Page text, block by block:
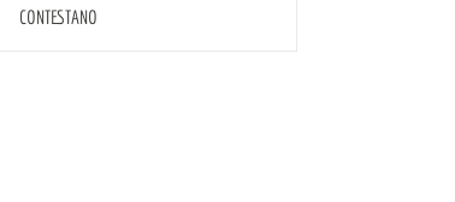
CONTESTANO